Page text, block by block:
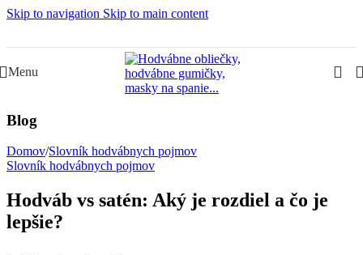
Skip to navigation Skip to main content
Menu
Blog
Domov/Slovník hodvábnych pojmov
Slovník hodvábnych pojmov
Hodváb vs satén: Aký je rozdiel a čo je
lepšie?